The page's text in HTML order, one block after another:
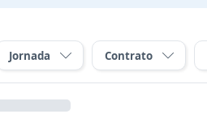
Jornada Contrato